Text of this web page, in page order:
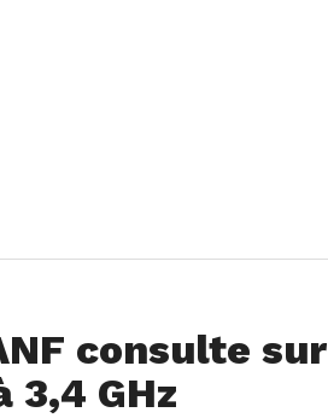
consulte sur
3,4 GHz